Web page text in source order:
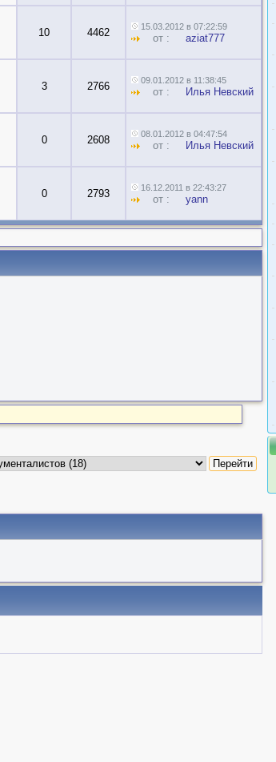
10 4462 15.03.2012 в 07:22:59
от : aziat777
3 2766 09.01.2012 в 11:38:45
от : Илья Невский
0 2608 08.01.2012 в 04:47:54
от : Илья Невский
0 2793 16.12.2011 в 22:43:27
от : yann